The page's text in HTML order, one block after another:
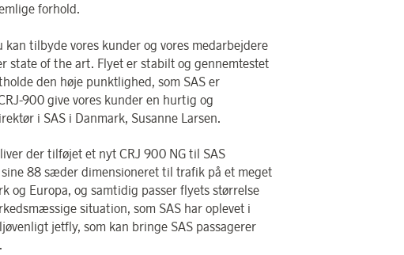
forhold.
tilbyde vores kunder og vores medarbejdere
state of the art. Flyet er stabilt og gennemtestet
den høje punktlighed, som SAS er
900 give vores kunder en hurtig og
i SAS i Danmark, Susanne Larsen.
der tilføjet et nyt CRJ 900 NG til SAS
88 sæder dimensioneret til trafik på et meget
og Europa, og samtidig passer flyets størrelse
situation, som SAS har oplevet i
jetfly, som kan bringe SAS passagerer